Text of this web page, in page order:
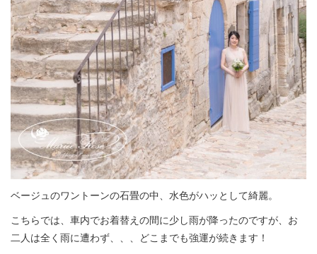
ベージュのワントーンの石畳の中、水色がハッとして綺麗。
こちらでは、車内でお着替えの間に少し雨が降ったのですが、お
二人は全く雨に遭わず、、、どこまでも強運が続きます！